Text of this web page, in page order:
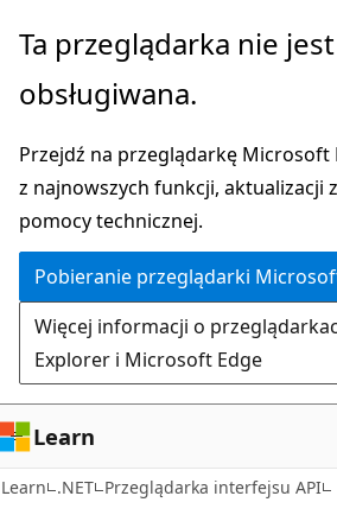
Przejdź
głównej
Przejdź
nawigacji
stronie
Ta przeglądarka nie
obsługiwana.
Przejdź na przeglądarkę Microsoft
z najnowszych funkcji, aktualizacji
pomocy technicznej.
Pobieranie przeglądarki
Więcej informacji o
Explorer i Microsoft Edge
Learn
Learn .NET Przeglądarka interfejsu API